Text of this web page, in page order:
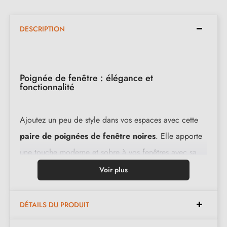
DESCRIPTION
Poignée de fenêtre : élégance et
fonctionnalité
Ajoutez un peu de style dans vos espaces avec cette
paire de poignées de fenêtre noires. Elle apporte
une touche moderne et sobre à vos fenêtres avec sa
. Cette couleur discrète s'intègre
robuste, elle convient à plusieurs types de fenêtres,
Voir plus
DÉTAILS DU PRODUIT